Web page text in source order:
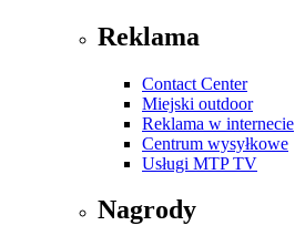
Reklama
Contact Center
Miejski outdoor
Reklama w internecie
Centrum wysyłkowe
Usługi MTP TV
Nagrody